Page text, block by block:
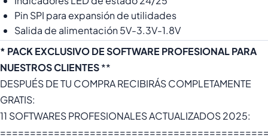
Pin SPI para expansión de utilidades
Salida de alimentación 5V-3.3V-1.8V
* PACK EXCLUSIVO DE SOFTWARE PROFESIONAL PARA
NUESTROS CLIENTES**
DESPUÉS DE TU COMPRA RECIBIRÁS COMPLETAMENTE
GRATIS:
11 SOFTWARES PROFESIONALES ACTUALIZADOS 2025: